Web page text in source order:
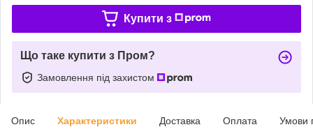
Купити з
Що таке купити з Пром?
Замовлення під захистом
Опис Характеристики Доставка Оплата Умови